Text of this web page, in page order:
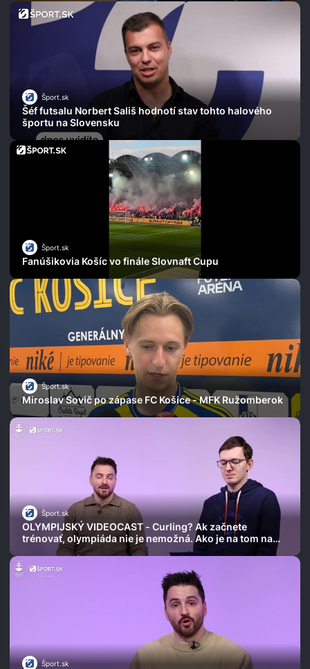
Šport.sk
Šéf futsalu Norbert Sališ hodnotí stav tohto halového
športu na Slovensku
Šport.sk
Fanúšikovia Košíc vo finále Slovnaft Cupu
Šport.sk
Miroslav Sovič po zápase FC Košice - MFK Ružomberok
Šport.sk
OLYMPIJSKÝ VIDEOCAST - Curling? Ak začnete
trénovať, olympiáda nie je nemožná. Ako je na tom na
Slovensku?
Šport.sk